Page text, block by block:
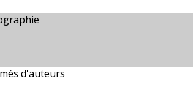
d'auteurs